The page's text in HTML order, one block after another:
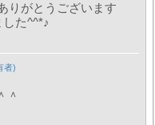
りがとうございます
た^^*♪
＾